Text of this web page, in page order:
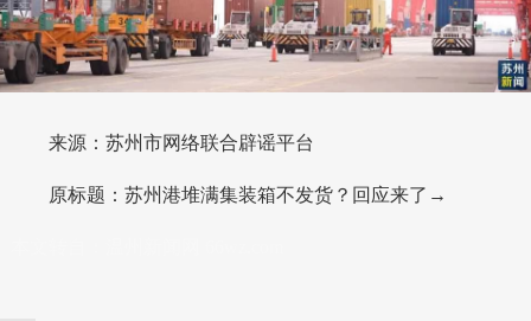
来源： 苏州市网络联合辟谣平台
原标题：苏州港堆满集装箱不发货？回应来了→